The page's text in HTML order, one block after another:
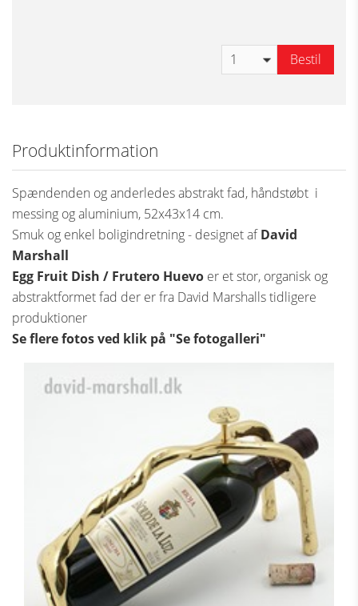
Bestil
Produktinformation
Spændenden og anderledes abstrakt fad, håndstøbt i
messing og aluminium, 52x43x14 cm.
Smuk og enkel boligindretning - designet afDavid
Marshall
Egg Fruit Dish / Frutero Huevo er et stor, organisk og
abstraktformet fad der er fra David Marshalls tidligere
produktioner
Se flere fotos ved klik på "Se fotogalleri"